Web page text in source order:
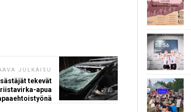
JULKAISU
tekevät
apua